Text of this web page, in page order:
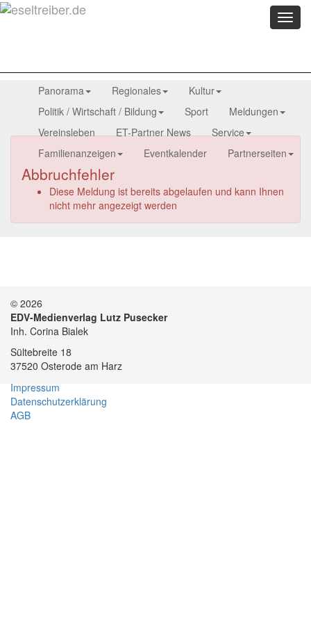
Menü
Panorama Regionales
Kultur
Politik / Wirtschaft / Bildung
Sport
Meldungen
Vereinsleben
ET-Partner News
Service
Familienanzeigen
Eventkalender Partnerseiten
Abbruchfehler
Diese Meldung ist bereits abgelaufen und kann Ihnen
nicht mehr angezeigt werden
© 2026
EDV-Medienverlag Lutz Pusecker
Inh. Corina Bialek
Sültebreite 18
37520 Osterode am Harz
Impressum
Datenschutzerklärung
AGB